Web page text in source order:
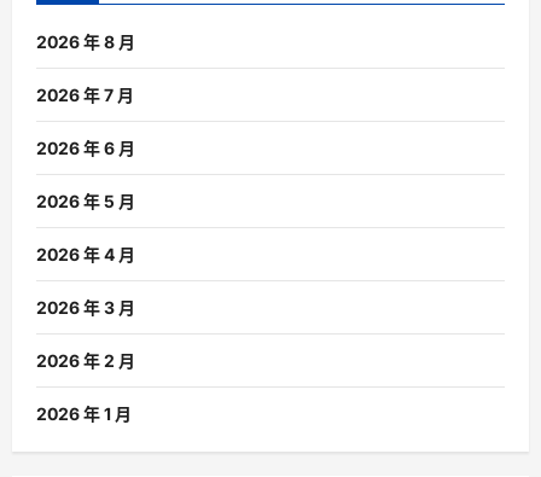
2026 年 8 月
2026 年 7 月
2026 年 6 月
2026 年 5 月
2026 年 4 月
2026 年 3 月
2026 年 2 月
2026 年 1 月